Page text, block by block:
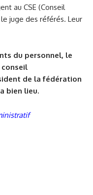
au CSE (Conseil
juge des référés. Leur
du personnel, le
de la fédération
bien lieu.